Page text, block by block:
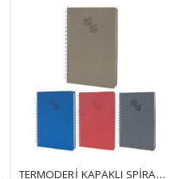
TERMODERI KAPAKLI SPIRALLI AJANDA